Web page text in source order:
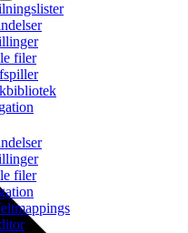
filer
filer